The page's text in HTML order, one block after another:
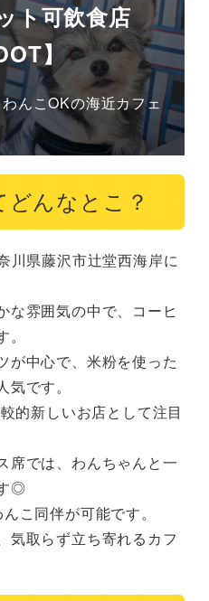
ト可飲食店
】
んこOKの海近カフェ
どんなとこ？
川県藤沢市辻堂西海岸に
な雰囲気の中で、コーヒ
が中心で、米粉を使った
です。
的新しいお店として注目
席では、わんちゃんと一
◎
こ同伴が可能です。
気取らず立ち寄れるカフ